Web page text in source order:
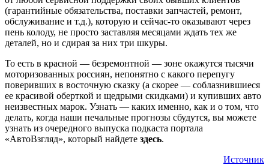
(гарантийные обязательства, поставки запчастей, ремонт,
обслуживание и т.д.), которую и сейчас-то оказывают через
пень колоду, не просто заставляя месяцами ждать тех же
деталей, но и сдирая за них три шкуры.
То есть в красной — безремонтной — зоне окажутся тысячи
моторизованных россиян, непонятно с какого перепугу
поверивших в восточную сказку (а скорее — соблазнившиеся
ее красивой оберткой и щедрыми скидками) и купивших авто
неизвестных марок. Узнать — каких именно, как и о том, что
делать, когда наши печальные прогнозы сбудутся, вы можете
узнать из очередного выпуска подкаста портала
«АвтоВзгляд», который найдете здесь.
Источник